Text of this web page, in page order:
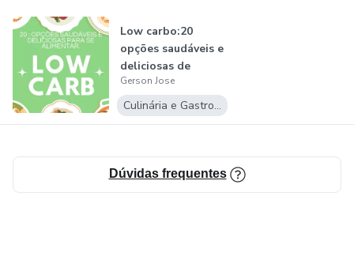
Low carbo:20
opções saudáveis e
deliciosas de
alimentação.
Gerson Jose
Culinária e Gastronomia
Dúvidas frequentes